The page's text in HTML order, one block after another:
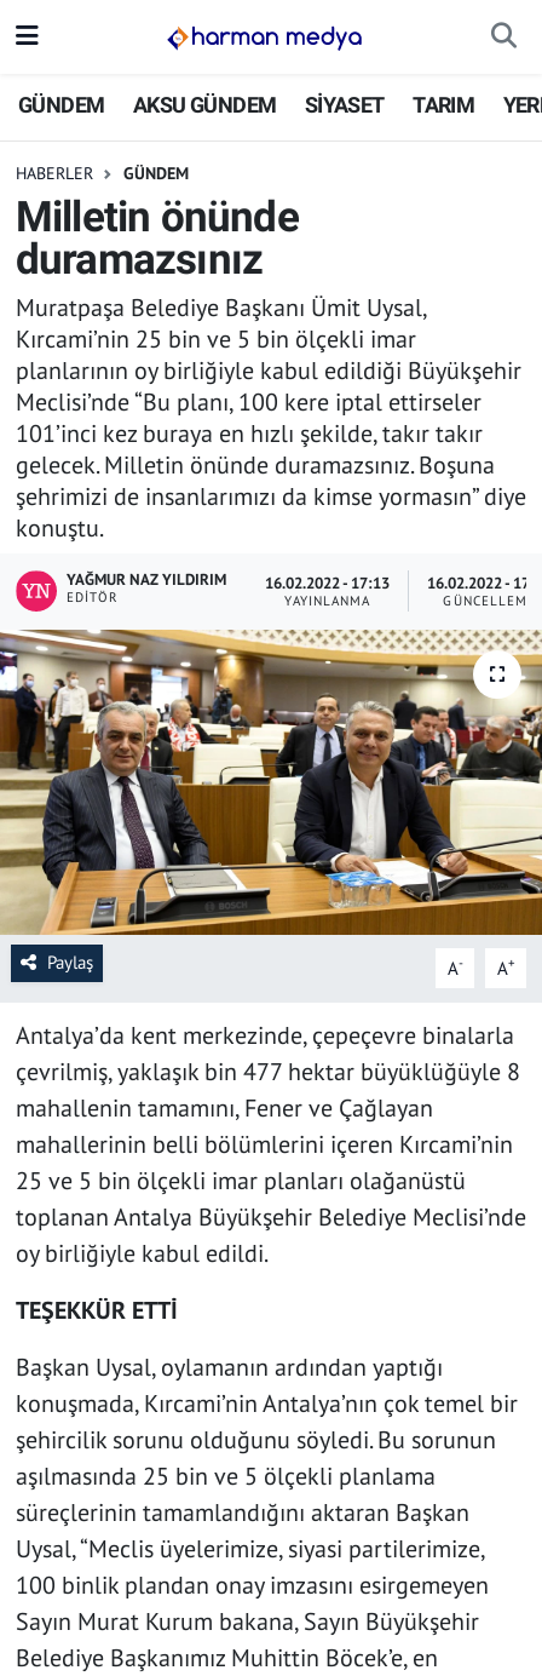
GÜNDEM AKSU GÜNDEM SİYASET TARIM
HABERLER GÜNDEM
Milletin önünde
duramazsınız
Muratpaşa Belediye Başkanı Ümit Uysal,
Kırcami’nin 25 bin ve 5 bin ölçekli imar
planlarının oy birliğiyle kabul edildiği Büyükşehir
Meclisi’nde “Bu planı, 100 kere iptal ettirseler
101’inci kez buraya en hızlı şekilde, takır takır
gelecek. Milletin önünde duramazsınız. Boşuna
şehrimizi de insanlarımızı da kimse yormasın” diye
konuştu.
YAĞMUR NAZ YILDIRIM
EDITÖR
16.02.2022 - 17:13
YAYINLANMA
16.02.2022 -
GÜNCELLEME
Paylaş A- A+
Antalya’da kent merkezinde, çepeçevre binalarla
çevrilmiş, yaklaşık bin 477 hektar büyüklüğüyle 8
mahallenin tamamını, Fener ve Çağlayan
mahallerinin belli bölümlerini içeren Kırcami’nin
25 ve 5 bin ölçekli imar planları olağanüstü
toplanan Antalya Büyükşehir Belediye Meclisi’nde
oy birliğiyle kabul edildi.
TEŞEKKÜR ETTİ
Başkan Uysal, oylamanın ardından yaptığı
konuşmada, Kırcami’nin Antalya’nın çok temel bir
şehircilik sorunu olduğunu söyledi. Bu sorunun
aşılmasında 25 bin ve 5 ölçekli planlama
süreçlerinin tamamlandığını aktaran Başkan
Uysal, “Meclis üyelerimize, siyasi partilerimize,
100 binlik plandan onay imzasını esirgemeyen
Sayın Murat Kurum bakana, Sayın Büyükşehir
Belediye Başkanımız Muhittin Böcek’e, en
GÜNDEM
SİYASET
TARIM
YEREL YÖNETİMLER
EKONOMİ
ASAYİŞ
SPOR
SAĞLIK
YAŞAM
KÜLTÜR SANAT
EĞİTİM
İstanbul Nöbetçi Eczaneler
İstanbul Trafik Yoğunluk Haritası
Süper Lig Puan Durumu ve Fikstür
Tüm Manşetler
Son Dakika Haberleri
Haber Arşivi